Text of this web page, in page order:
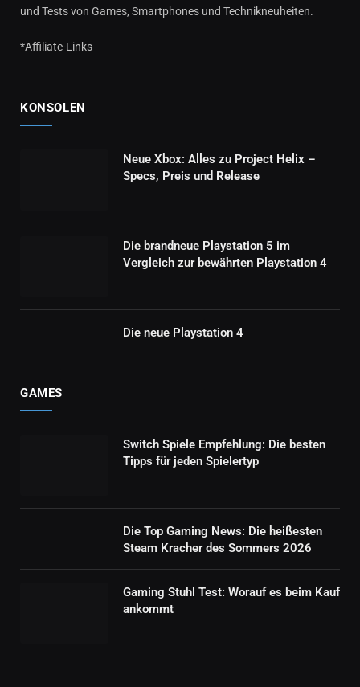
und Tests von Games, Smartphones und Technikneuheiten.
*Affiliate-Links
KONSOLEN
Neue Xbox: Alles zu Project Helix –
Specs, Preis und Release
Die brandneue Playstation 5 im
Vergleich zur bewährten Playstation 4
Die neue Playstation 4
GAMES
Switch Spiele Empfehlung: Die besten
Tipps für jeden Spielertyp
Die Top Gaming News: Die heißesten
Steam Kracher des Sommers 2026
Gaming Stuhl Test: Worauf es beim Kauf
ankommt